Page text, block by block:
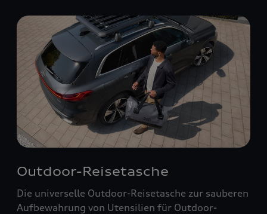
Outdoor-Reisetasche
Die universelle Outdoor-Reisetasche zur sauberen
Aufbewahrung von Utensilien für Outdoor-